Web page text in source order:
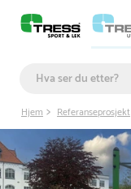
Hjem Referanseprosjekt